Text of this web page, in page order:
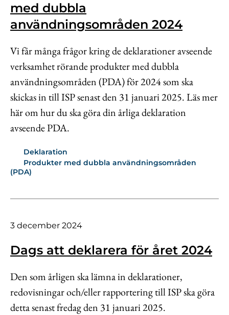
med dubbla
användningsområden 2024
Vi får många frågor kring de deklarationer avseende
verksamhet rörande produkter med dubbla
användningsområden (PDA) för 2024 som ska
skickas in till ISP senast den 31 januari 2025. Läs mer
här om hur du ska göra din årliga deklaration
avseende PDA.
Deklaration
Produkter med dubbla användningsområden
(PDA)
3 december 2024
Dags att deklarera för året 2024
Den som årligen ska lämna in deklarationer,
redovisningar och/eller rapportering till ISP ska göra
detta senast fredag den 31 januari 2025.